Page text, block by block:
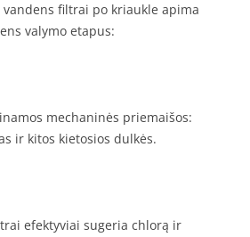
filtrai po kriaukle apima
valymo etapus:
mechaninės priemaišos:
ir kitos kietosios dulkės.
efektyviai sugeria chlorą ir